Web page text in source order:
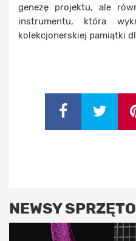
genezę projektu, ale
instrumentu, która
kolekcjonerskiej pamiątki
NEWSY